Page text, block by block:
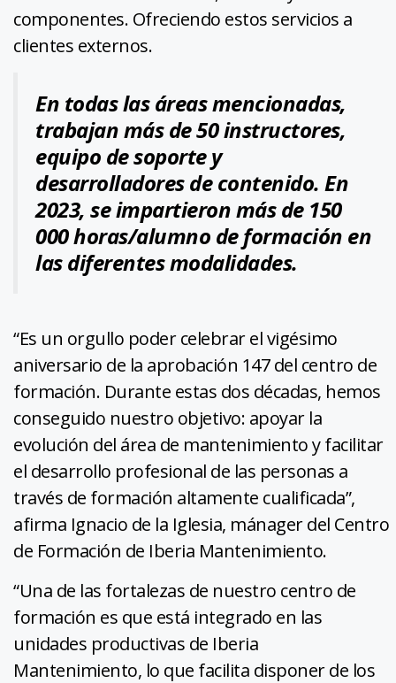
componentes. Ofreciendo estos servicios a
clientes externos.
En todas las áreas mencionadas,
trabajan más de 50 instructores,
equipo de soporte y
desarrolladores de contenido. En
2023, se impartieron más de 150
000 horas/alumno de formación en
las diferentes modalidades.
“Es un orgullo poder celebrar el vigésimo
aniversario de la aprobación 147 del centro de
formación. Durante estas dos décadas, hemos
conseguido nuestro objetivo: apoyar la
evolución del área de mantenimiento y facilitar
el desarrollo profesional de las personas a
través de formación altamente cualificada”,
afirma Ignacio de la Iglesia, mánager del Centro
de Formación de Iberia Mantenimiento.
“Una de las fortalezas de nuestro centro de
formación es que está integrado en las
unidades productivas de Iberia
Mantenimiento, lo que facilita disponer de los